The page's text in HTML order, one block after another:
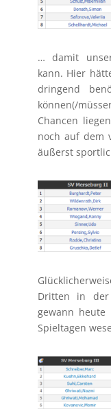
… damit
kann. Hier
dringend
können(/
Chancen
noch auf dem
äußerst
Dritten in der
gewann
Spieltagen